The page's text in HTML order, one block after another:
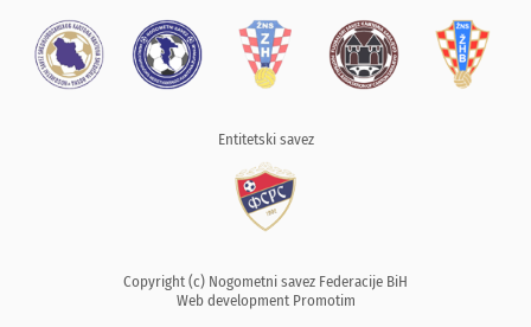
Entitetski savez
Copyright (c) Nogometni savez Federacije BiH
Web development Promotim